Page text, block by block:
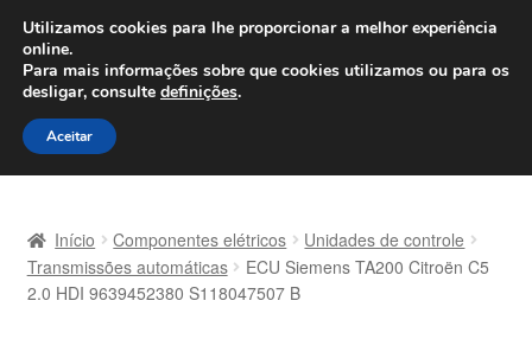
ENVIO a partir de 7 EUR
Seg-Sex, das 9h às 16h800 500 967
Ir
para
a
Saltar
para
o
Carrinho
Início Componentes elétricos
Unidades de controle
Transmissões automáticas
ECU Siemens TA200 Citroën C5
2.0 HDI 9639452380 S118047507 B
Utilizamos cookies para lhe proporcionar a melhor experiência
online.
Para mais informações sobre que cookies utilizamos ou para os
desligar, consulte definições.
Aceitar